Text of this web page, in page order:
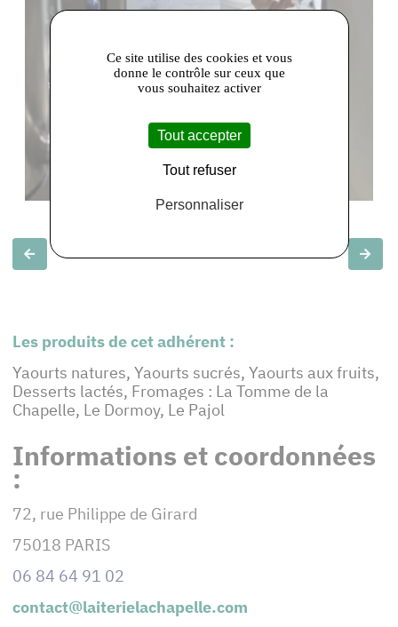
Slide précédente Slide
Les produits de cet adhérent :
Yaourts natures, Yaourts sucrés, Yaourts aux fruits,
Desserts lactés, Fromages : La Tomme de la
Chapelle, Le Dormoy, Le Pajol
Informations et coordonnées
:
72, rue Philippe de Girard
75018 PARIS
06 84 64 91 02
contact@laiterielachapelle.com
Ce site utilise des cookies et vous
donne le contrôle sur ceux que
vous souhaitez activer
Tout accepter
Tout refuser
Personnaliser